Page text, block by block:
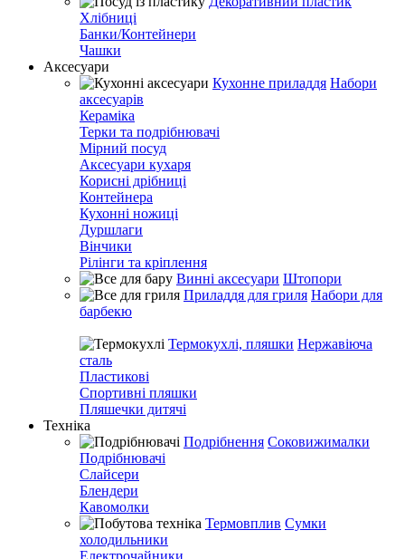
Хлібниці
Банки/Контейнери
Чашки
Аксесуари
Кухонне приладдя Набори
аксесуарів
Кераміка
Терки та подрібнювачі
Мірний посуд
Аксесуари кухаря
Корисні дрібниці
Контейнера
Кухонні ножиці
Дуршлаги
Вінчики
Рілінги та кріплення
Винні аксесуари Штопори
Приладдя для гриля Набори для
барбекю
Термокухлі, пляшки Нержавіюча
сталь
Пластикові
Спортивні пляшки
Пляшечки дитячі
Техніка
Подрібнення Соковижималки
Подрібнювачі
Слайсери
Блендери
Кавомолки
Термовплив Сумки
холодильники
Електрочайники